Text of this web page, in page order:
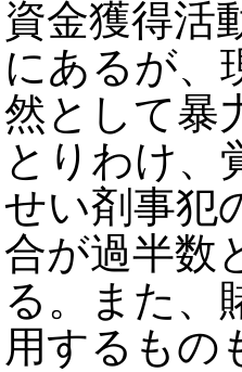
資金獲得活
にあるが、
然として暴
とりわけ、
せい剤事犯
合が過半数
る。また、
用するもの